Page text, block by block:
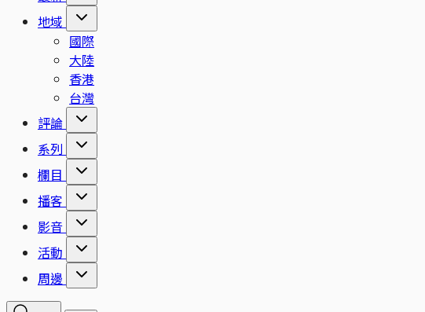
地域
國際
大陸
香港
台灣
評論
系列
欄目
播客
影音
活動
周邊